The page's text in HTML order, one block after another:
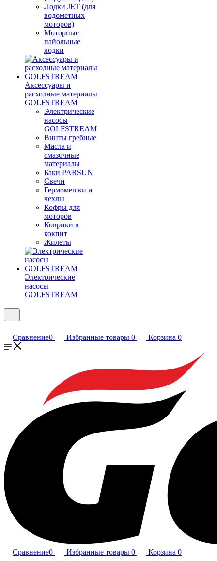
Лодки JET (для
водометных
моторов)
Моторные
пайольные
лодки
Аксессуары и
расходные материалы
GOLFSTREAM
Электрические
насосы
GOLFSTREAM
Винты гребные
Масла и
смазочные
материалы
Баки PARSUN
Свечи
Гермомешки и
чехлы
Кофры для
моторов
Коврики в
кокпит
Жилеты
Электрические
насосы
GOLFSTREAM
Сравнение0 Избранные товары 0 Корзина 0
Сравнение0 Избранные товары 0 Корзина 0